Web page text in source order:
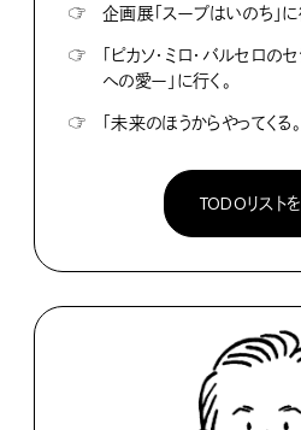
☞
企画展「スープはいのち」に
☞
「ピカソ・ミロ・バルセロの
への愛ー」に行く。
☞
「未来のほうからやってくる。
TODOリストを